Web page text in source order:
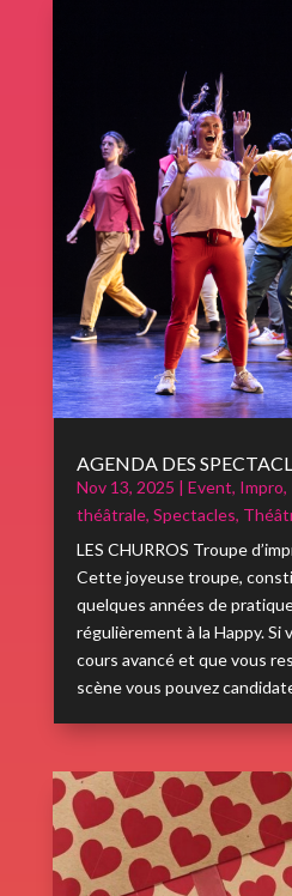
AGENDA DES
Nov 13, 2025 | Event, Impro,
théâtrale, Spectacles,
LES CHURROS Troupe
Cette joyeuse troupe,
quelques années de
régulièrement à la Happy. Si
cours avancé et que vous
scène vous pouvez